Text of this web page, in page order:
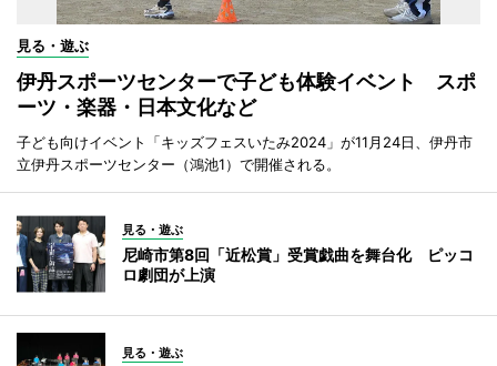
見る・遊ぶ
伊丹スポーツセンターで子ども体験イベント スポ
ーツ・楽器・日本文化など
子ども向けイベント「キッズフェスいたみ2024」が11月24日、伊丹市
立伊丹スポーツセンター（鴻池1）で開催される。
見る・遊ぶ
尼崎市第8回「近松賞」受賞戯曲を舞台化 ピッコ
ロ劇団が上演
見る・遊ぶ